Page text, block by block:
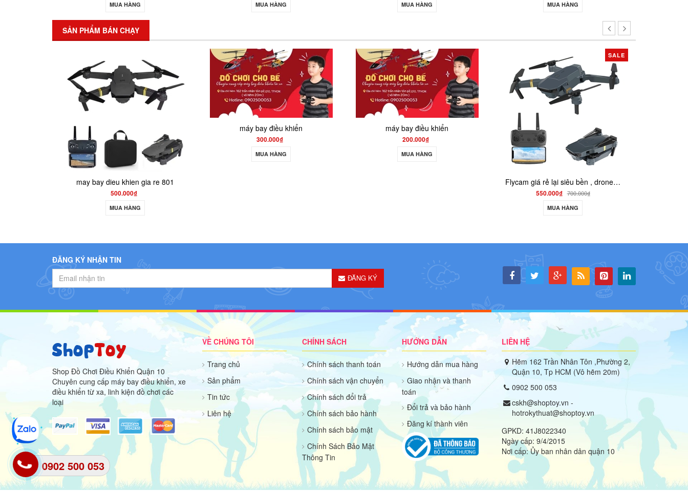
SẢN PHẨM BÁN CHẠY
dieu khien gia re 801
300.000₫
MUA HÀNG
máy bay điều khiển
Flycam giá rẻ lại siêu bền , drone quay phim giữ độ cao go home S158
ĐĂNG KÝ NHẬN TIN
ĐĂNG KÝ
Shop Đồ Chơi Điều Khiển Quận 10
Chuyên cung cấp máy bay điều khiển, xe
điều khiển từ xa, linh kiện đồ chơi các
loại
VỀ CHÚNG TÔI
Trang chủ
Sản phẩm
Tin tức
Liên hệ
CHÍNH SÁCH
Chính sách thanh toán
Chính sách vận chuyển
Chính sách đổi trả
Chính sách bảo hành
Chính sách bảo mật
Chính Sách Bảo Mật
Thông Tin
HƯỚNG DẪN
Hướng dẫn mua hàng
Giao nhận và thanh
toán
Đổi trả và bảo hành
Đăng kí thành viên
LIÊN HỆ
Hẽm 162 Trần Nhân Tôn ,Phường 2,
Quận 10, Tp HCM (Vô hẽm 20m)
0902 500 053
cskh@shoptoy.vn -
hotrokythuat@shoptoy.vn
GPKD: 41J8022340
Ngày cấp: 9/4/2015
Nơi cấp: Ủy ban nhân dân quận 10
0902 500 053